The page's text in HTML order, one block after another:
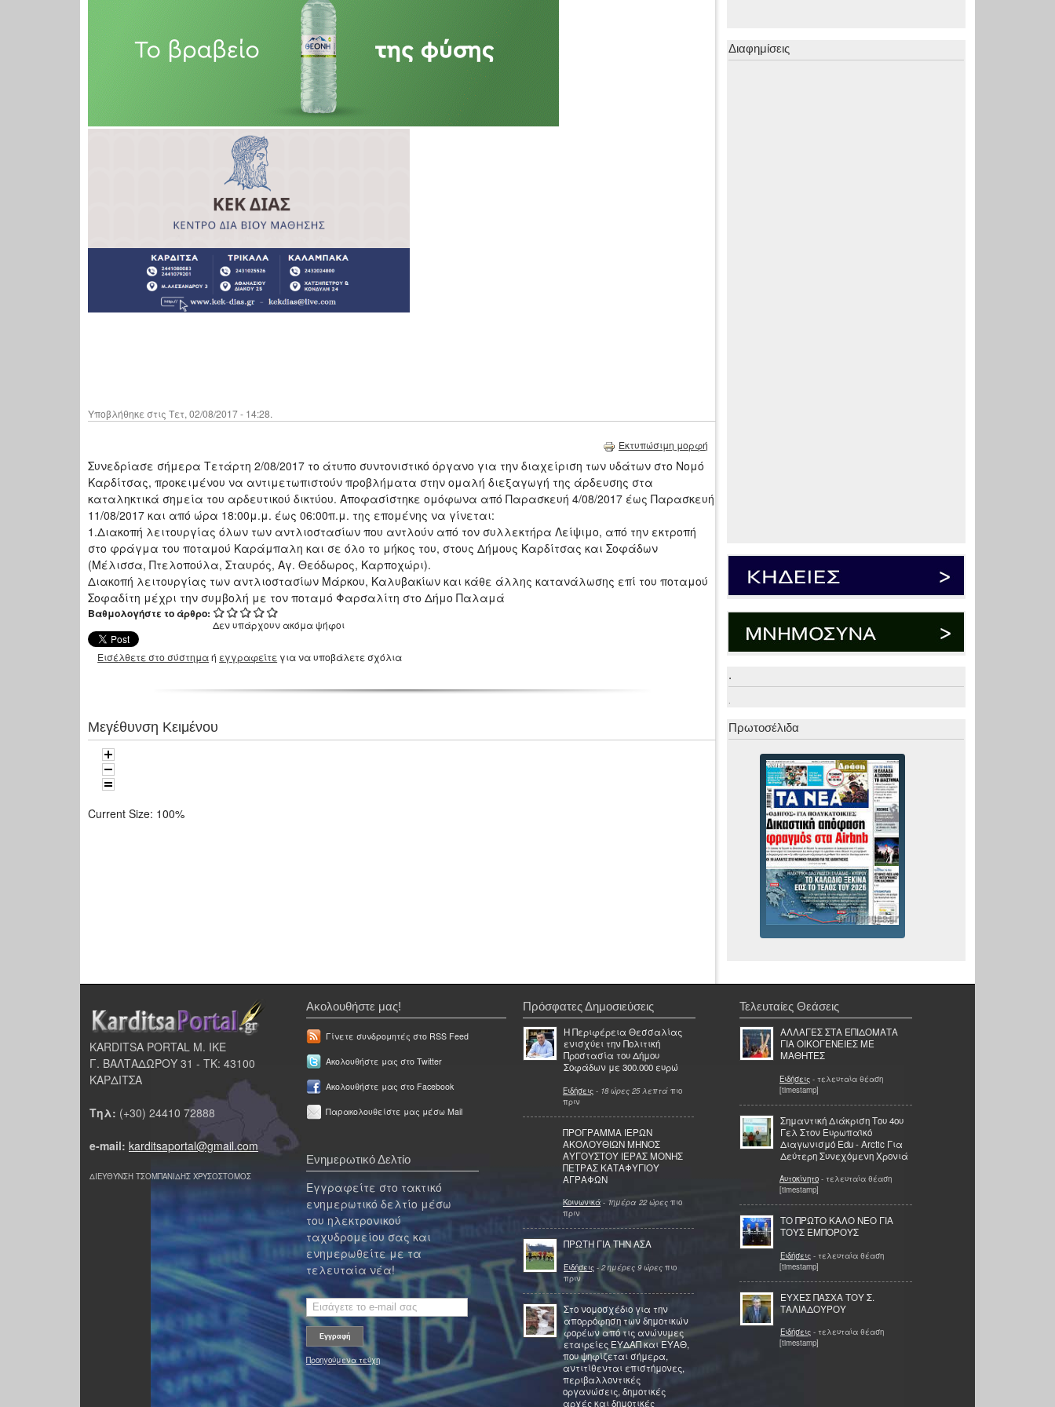
Υποβλήθηκε στις Τετ, 02/08/2017 - 14:28.
Εκτυπώσιμη μορφή
Συνεδρίασε σήμερα Τετάρτη 2/08/2017 το άτυπο συντονιστικό όργανο για την διαχείριση των υδάτων στο Νομό
Καρδίτσας, προκειμένου να αντιμετωπιστούν προβλήματα στην ομαλή διεξαγωγή της άρδευσης στα
καταληκτικά σημεία του αρδευτικού δικτύου. Αποφασίστηκε ομόφωνα από Παρασκευή 4/08/2017 έως Παρασκευή
11/08/2017 και από ώρα 18:00μ.μ. έως 06:00π.μ. της επομένης να γίνεται:
1.Διακοπή λειτουργίας όλων των αντλιοστασίων που αντλούν από τον συλλεκτήρα Λείψιμο, από την εκτροπή
στο φράγμα του ποταμού Καράμπαλη και σε όλο το μήκος του, στους Δήμους Καρδίτσας και Σοφάδων
(Μέλισσα, Πτελοπούλα, Σταυρός, Αγ. Θεόδωρος, Καρποχώρι).
Διακοπή λειτουργίας των αντλιοστασίων Μάρκου, Καλυβακίων και κάθε άλλης κατανάλωσης επί του ποταμού
Σοφαδίτη μέχρι την συμβολή με τον ποταμό Φαρσαλίτη στο Δήμο Παλαμά
Βαθμολογήστε το άρθρο:
Δεν υπάρχουν ακόμα ψήφοι
Εισέλθετε στο σύστημαή εγγραφείτε για να υποβάλετε σχόλια
Μεγέθυνση Κειμένου
Current Size: 100%
Διαφημίσεις
.
.
Πρωτοσέλιδα
KARDITSA PORTAL Μ. ΙΚΕ
Γ. ΒΑΛΤΑΔΩΡΟΥ 31 - ΤΚ: 43100
ΚΑΡΔΙΤΣΑ
Τηλ: (+30) 24410 72888
e-mail: karditsaportal@gmail.com
ΔΙΕΥΘΥΝΣΗ ΤΣΟΜΠΑΝΙΔΗΣ ΧΡΥΣΟΣΤΟΜΟΣ
Ακολουθήστε μας!
Γίνετε συνδρομητές στο RSS Feed
Ακολουθήστε μας στο Twitter
Ακολουθήστε μας στο Facebook
Παρακολουθείστε μας μέσω Mail
Ενημερωτικό Δελτίο
Εγγραφείτε στο τακτικό
ενημερωτικό δελτίο μέσω
του ηλεκτρονικού
ταχυδρομείου σας και
ενημερωθείτε με τα
τελευταία νέα!
Προηγούμενα τεύχη
Πρόσφατες Δημοσιεύσεις
Η Περιφέρεια Θεσσαλίας
ενισχύει την Πολιτική
Προστασία του Δήμου
Σοφάδων με 300.000 ευρώ
Ειδήσεις - 18 ώρες 25 λεπτά πιο
πριν
ΠΡΟΓΡΑΜΜΑ ΙΕΡΩΝ
ΑΚΟΛΟΥΘΙΩΝ ΜΗΝΟΣ
ΑΥΓΟΥΣΤΟΥ ΙΕΡΑΣ ΜΟΝΗΣ
ΠΕΤΡΑΣ ΚΑΤΑΦΥΓΙΟΥ
ΑΓΡΑΦΩΝ
Κοινωνικά - 1ημέρα 22 ώρες πιο
πριν
ΠΡΩΤΗ ΓΙΑ ΤΗΝ ΑΣΑ
Ειδήσεις - 2 ημέρες 9 ώρες πιο
πριν
Στο νομοσχέδιο για την
απορρόφηση των δημοτικών
φορέων από τις ανώνυμες
εταιρείες ΕΥΔΑΠ και ΕΥΑΘ,
που ψηφίζεται σήμερα,
αντιτίθενται επιστήμονες,
περιβαλλοντικές
οργανώσεις, δημοτικές
αρχές και δημοτικές
Τελευταίες Θεάσεις
ΑΛΛΑΓΕΣ ΣΤΑ ΕΠΙΔΟΜΑΤΑ
ΓΙΑ ΟΙΚΟΓΕΝΕΙΕΣ ΜΕ
ΜΑΘΗΤΕΣ
Ειδήσεις - τελευταία θέαση
[timestamp]
Σημαντική Διάκριση Του 4ου
Γελ Στον Ευρωπαϊκό
Διαγωνισμό Edu - Arctic Για
Δεύτερη Συνεχόμενη Χρονιά
Αυτοκίνητο - τελευταία θέαση
[timestamp]
TO ΠΡΩΤΟ ΚΑΛΟ ΝΕΟ ΓΙΑ
ΤΟΥΣ ΕΜΠΟΡΟΥΣ
Ειδήσεις - τελευταία θέαση
[timestamp]
ΕΥΧΕΣ ΠΑΣΧΑ ΤΟΥ Σ.
ΤΑΛΙΑΔΟΥΡΟΥ
Ειδήσεις - τελευταία θέαση
[timestamp]